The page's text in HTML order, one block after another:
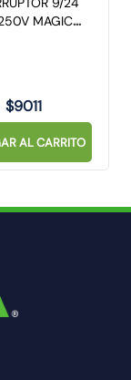
MAGIC
$9011
AL CARRITO